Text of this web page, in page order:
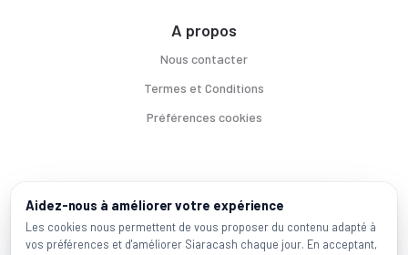
A propos
Nous contacter
Termes et Conditions
Préférences cookies
Voitures par ville
Casablanca | | Mohammadia |Salé | |
Marques populaires
Aidez-nous à améliorer votre expérience
Les cookies nous permettent de vous proposer du contenu adapté à
vos préférences et d'améliorer Siaracash chaque jour. En acceptant,